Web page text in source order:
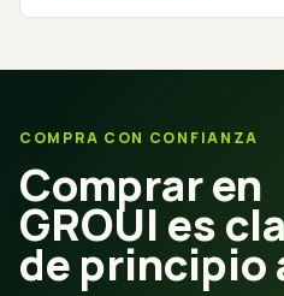
COMPRA CON CONFIANZA
Comprar en
GROUI es
de principio